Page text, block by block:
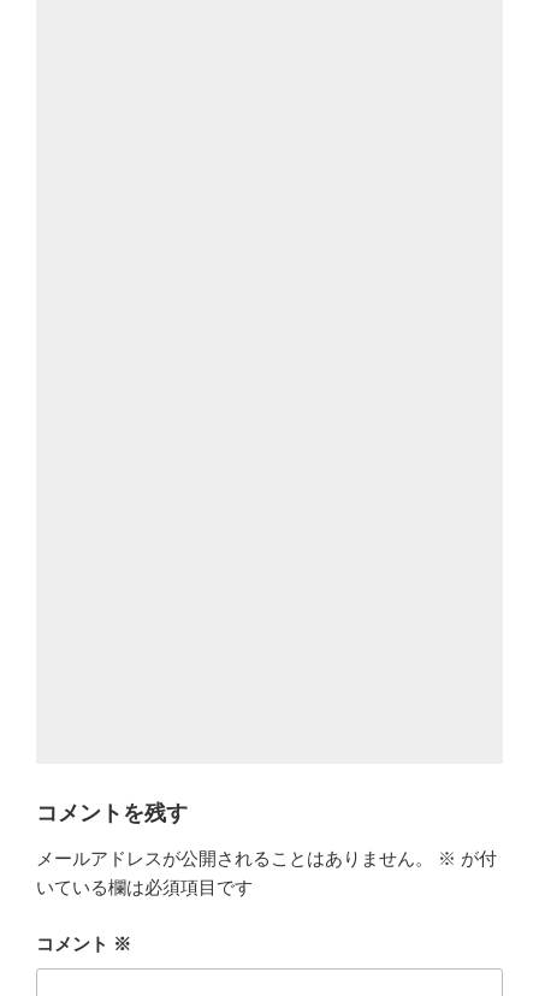
コメントを残す
メールアドレスが公開されることはありません。 ※ が付
いている欄は必須項目です
コメント ※